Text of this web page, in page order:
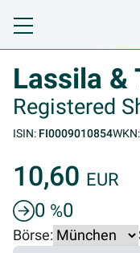
Toggle navigation
Lassila &
Registered
ISIN: FI0009010854WKN:
10,60 EUR
0 %0
Börse: